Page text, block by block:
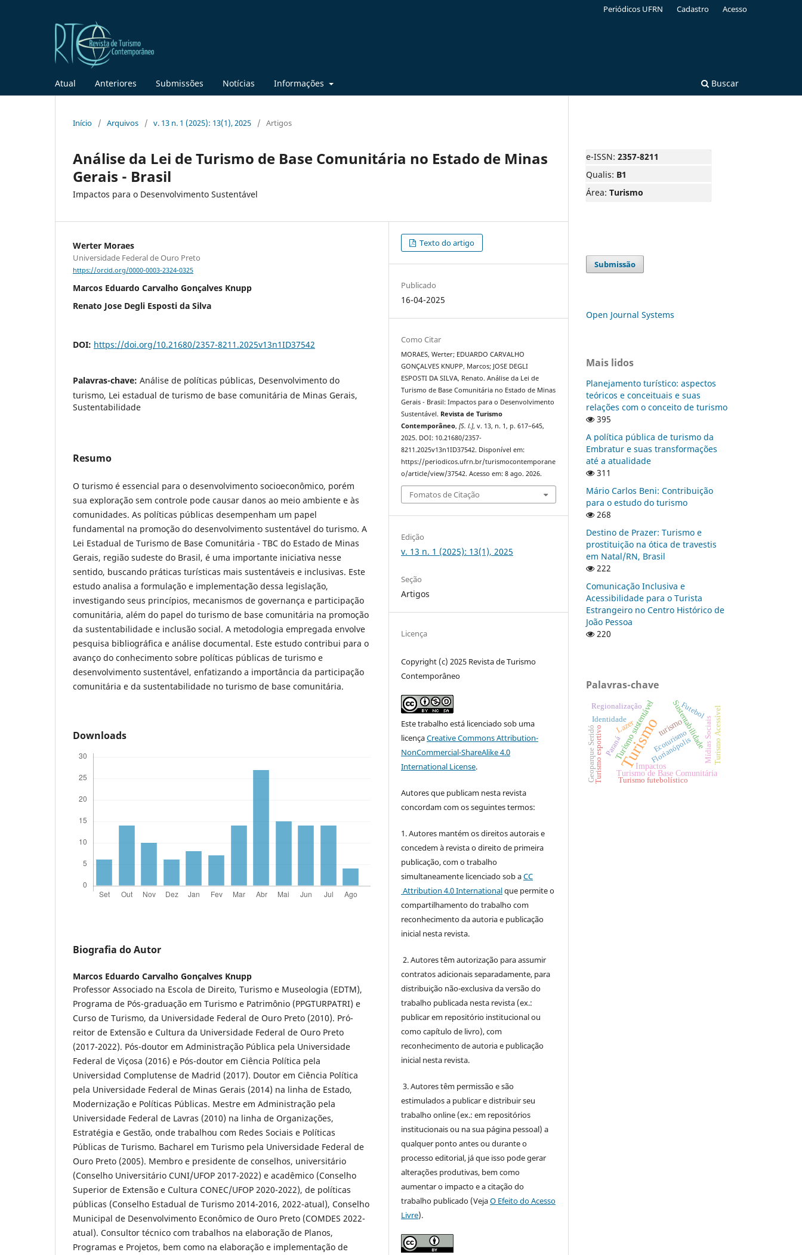
Atual Anteriores Submissões Notícias Informações Buscar
Periódicos UFRN Cadastro Acesso
Início / Arquivos / v. 13 n. 1 (2025): 13(1), 2025 / Artigos
Análise da Lei de Turismo de Base Comunitária no Estado de Minas
Gerais - Brasil
Impactos para o Desenvolvimento Sustentável
Werter Moraes
Universidade Federal de Ouro Preto
https://orcid.org/0000-0003-2324-0325
Marcos Eduardo Carvalho Gonçalves Knupp
Renato Jose Degli Esposti da Silva
DOI: https://doi.org/10.21680/2357-8211.2025v13n1ID37542
Palavras-chave: Análise de políticas públicas, Desenvolvimento do
turismo, Lei estadual de turismo de base comunitária de Minas Gerais,
Sustentabilidade
Resumo
O turismo é essencial para o desenvolvimento socioeconômico, porém
sua exploração sem controle pode causar danos ao meio ambiente e às
comunidades. As políticas públicas desempenham um papel
fundamental na promoção do desenvolvimento sustentável do turismo. A
Lei Estadual de Turismo de Base Comunitária - TBC do Estado de Minas
Gerais, região sudeste do Brasil, é uma importante iniciativa nesse
sentido, buscando práticas turísticas mais sustentáveis e inclusivas. Este
estudo analisa a formulação e implementação dessa legislação,
investigando seus princípios, mecanismos de governança e participação
comunitária, além do papel do turismo de base comunitária na promoção
da sustentabilidade e inclusão social. A metodologia empregada envolve
pesquisa bibliográfica e análise documental. Este estudo contribui para o
avanço do conhecimento sobre políticas públicas de turismo e
desenvolvimento sustentável, enfatizando a importância da participação
comunitária e da sustentabilidade no turismo de base comunitária.
Downloads
Biografia do Autor
Marcos Eduardo Carvalho Gonçalves Knupp
Professor Associado na Escola de Direito, Turismo e Museologia (EDTM),
Programa de Pós-graduação em Turismo e Patrimônio (PPGTURPATRI) e
Curso de Turismo, da Universidade Federal de Ouro Preto (2010). Pró-
reitor de Extensão e Cultura da Universidade Federal de Ouro Preto
(2017-2022). Pós-doutor em Administração Pública pela Universidade
Federal de Viçosa (2016) e Pós-doutor em Ciência Política pela
Universidad Complutense de Madrid (2017). Doutor em Ciência Política
pela Universidade Federal de Minas Gerais (2014) na linha de Estado,
Modernização e Políticas Públicas. Mestre em Administração pela
Universidade Federal de Lavras (2010) na linha de Organizações,
Estratégia e Gestão, onde trabalhou com Redes Sociais e Políticas
Públicas de Turismo. Bacharel em Turismo pela Universidade Federal de
Ouro Preto (2005). Membro e presidente de conselhos, universitário
(Conselho Universitário CUNI/UFOP 2017-2022) e acadêmico (Conselho
Superior de Extensão e Cultura CONEC/UFOP 2020-2022), de políticas
públicas (Conselho Estadual de Turismo 2014-2016, 2022-atual), Conselho
Municipal de Desenvolvimento Econômico de Ouro Preto (COMDES 2022-
atual). Consultor técnico com trabalhos na elaboração de Planos,
Programas e Projetos, bem como na elaboração e implementação de
Texto do artigo
Publicado
16-04-2025
Como Citar
MORAES, Werter; EDUARDO CARVALHO
GONÇALVES KNUPP, Marcos; JOSE DEGLI
ESPOSTI DA SILVA, Renato. Análise da Lei de
Turismo de Base Comunitária no Estado de Minas
Gerais - Brasil: Impactos para o Desenvolvimento
Sustentável. Revista de Turismo
Contemporâneo,[S. l.], v. 13, n. 1, p. 617–645,
2025. DOI: 10.21680/2357-
8211.2025v13n1ID37542. Disponível em:
https://periodicos.ufrn.br/turismocontemporane
o/article/view/37542. Acesso em: 8 ago. 2026.
Fomatos de Citação
Edição
v. 13 n. 1 (2025): 13(1), 2025
Seção
Artigos
Licença
Copyright (c) 2025 Revista de Turismo
Contemporâneo
Este trabalho está licenciado sob uma
licençaCreative Commons Attribution-
NonCommercial-ShareAlike 4.0
International License.
Autores que publicam nesta revista
concordam com os seguintes termos:
1. Autores mantém os direitos autorais e
concedem à revista o direito de primeira
publicação, com o trabalho
simultaneamente licenciado sob aCC
Attribution 4.0 Internationalque permite o
compartilhamento do trabalho com
reconhecimento da autoria e publicação
inicial nesta revista.
2. Autores têm autorização para assumir
contratos adicionais separadamente, para
distribuição não-exclusiva da versão do
trabalho publicada nesta revista (ex.:
publicar em repositório institucional ou
como capítulo de livro), com
reconhecimento de autoria e publicação
inicial nesta revista.
3. Autores têm permissão e são
estimulados a publicar e distribuir seu
trabalho online (ex.: em repositórios
institucionais ou na sua página pessoal) a
qualquer ponto antes ou durante o
processo editorial, já que isso pode gerar
alterações produtivas, bem como
aumentar o impacto e a citação do
trabalho publicado (VejaO Efeito do Acesso
Livre).
e-ISSN: 2357-8211
Qualis: B1
Área: Turismo
Submissão
Open Journal Systems
Mais lidos
Planejamento turístico: aspectos
teóricos e conceituais e suas
relações com o conceito de turismo
395
A política pública de turismo da
Embratur e suas transformações
até a atualidade
311
Mário Carlos Beni: Contribuição
para o estudo do turismo
268
Destino de Prazer: Turismo e
prostituição na ótica de travestis
em Natal/RN, Brasil
222
Comunicação Inclusiva e
Acessibilidade para o Turista
Estrangeiro no Centro Histórico de
João Pessoa
220
Palavras-chave
Turismo
Turismo sustentávelturismo
Impactos
Lazer Sustentabilidade
Turismo de Base Comunitária
Ecoturismo
Florianópolis Mídias Sociais
Regionalização Turismo Acessível
Paraná
Identidade
Turismo futebolístico
Turismo esportivo
Futebol
Geoparque Seridó